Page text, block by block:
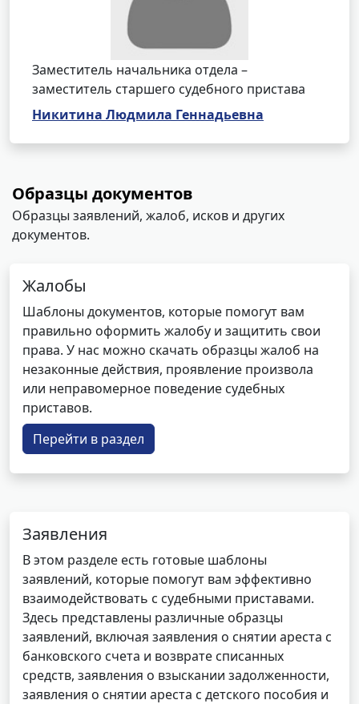
Заместитель начальника отдела –
заместитель старшего судебного пристава
Никитина Людмила Геннадьевна
Образцы документов
Образцы заявлений, жалоб, исков и других
документов.
Жалобы
Шаблоны документов, которые помогут вам
правильно оформить жалобу и защитить свои
права. У нас можно скачать образцы жалоб на
незаконные действия, проявление произвола
или неправомерное поведение судебных
приставов.
Перейти в раздел
Заявления
В этом разделе есть готовые шаблоны
заявлений, которые помогут вам эффективно
взаимодействовать с судебными приставами.
Здесь представлены различные образцы
заявлений, включая заявления о снятии ареста с
банковского счета и возврате списанных
средств, заявления о взыскании задолженности,
заявления о снятии ареста с детского пособия и